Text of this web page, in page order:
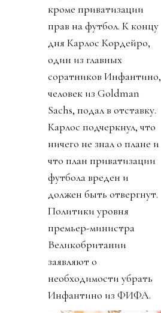
кроме приватизации
прав на футбол. К концу
дня Карлос Кордейро,
один из главных
соратников Инфантино,
человек из Goldman
Sachs, подал в отставку.
Карлос подчеркнул, что
ничего не знал о плане и
что план приватизации
футбола вреден и
должен быть отвергнут.
Политики уровня
премьер-министра
Великобритании
заявляют о
необходимости убрать
Инфантино из ФИФА.